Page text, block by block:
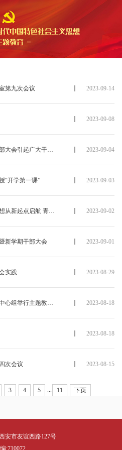
第九次会议 2023-09-14
2023-09-08
大干部教师热烈反响 2023-09-04
“开学第一课” 2023-09-03
航 青春在新时代绽放 2023-09-02
新学期干部大会 2023-09-01
实践 2023-08-29
民主生活会前集体学习研讨 2023-08-18
2023-08-18
次会议 2023-08-15
3 4 5 ... 11 下页
安市友谊西路127号